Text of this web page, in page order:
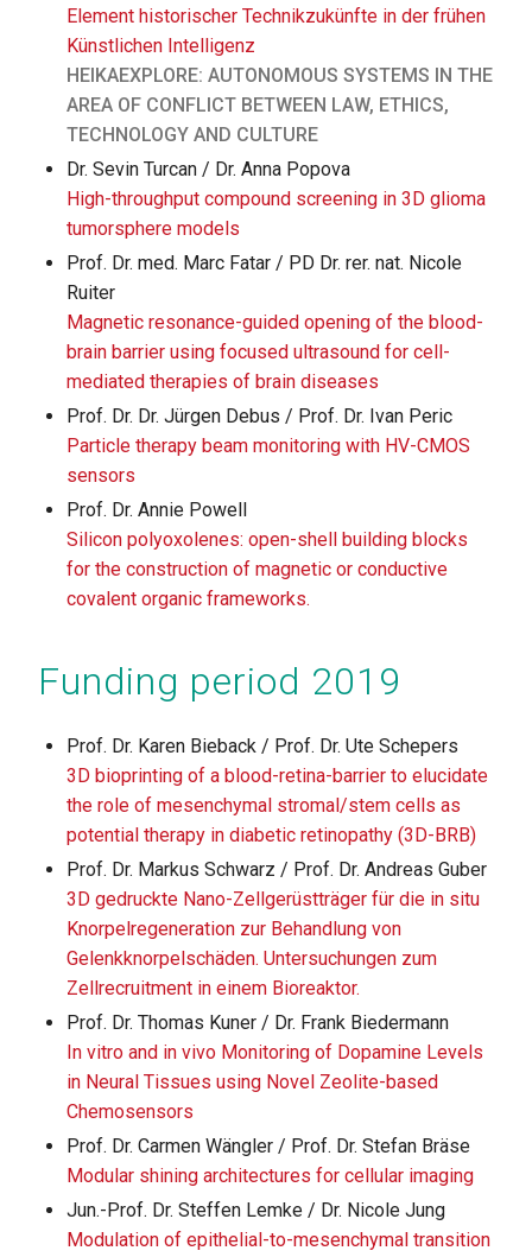
Element historischer Technikzukünfte in der frühen
Künstlichen Intelligenz
HEIKAEXPLORE: AUTONOMOUS SYSTEMS IN THE
AREA OF CONFLICT BETWEEN LAW, ETHICS,
TECHNOLOGY AND CULTURE
Dr. Sevin Turcan / Dr. Anna Popova
High-throughput compound screening in 3D glioma
tumorsphere models
Prof. Dr. med. Marc Fatar / PD Dr. rer. nat. Nicole
Ruiter
Magnetic resonance-guided opening of the blood-
brain barrier using focused ultrasound for cell-
mediated therapies of brain diseases
Prof. Dr. Dr. Jürgen Debus / Prof. Dr. Ivan Peric
Particle therapy beam monitoring with HV-CMOS
sensors
Prof. Dr. Annie Powell
Silicon polyoxolenes: open-shell building blocks
for the construction of magnetic or conductive
covalent organic frameworks.
Funding period 2019
Prof. Dr. Karen Bieback / Prof. Dr. Ute Schepers
3D bioprinting of a blood-retina-barrier to elucidate
the role of mesenchymal stromal/stem cells as
potential therapy in diabetic retinopathy (3D-BRB)
Prof. Dr. Markus Schwarz / Prof. Dr. Andreas Guber
3D gedruckte Nano-Zellgerüstträger für die in situ
Knorpelregeneration zur Behandlung von
Gelenkknorpelschäden. Untersuchungen zum
Zellrecruitment in einem Bioreaktor.
Prof. Dr. Thomas Kuner / Dr. Frank Biedermann
In vitro and in vivo Monitoring of Dopamine Levels
in Neural Tissues using Novel Zeolite-based
Chemosensors
Prof. Dr. Carmen Wängler / Prof. Dr. Stefan Bräse
Modular shining architectures for cellular imaging
Jun.-Prof. Dr. Steffen Lemke / Dr. Nicole Jung
Modulation of epithelial-to-mesenchymal transition